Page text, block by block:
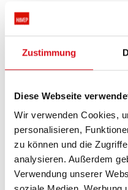
Zustimmung
Diese Webseite
Wir verwenden Cookies,
personalisieren,
zu können und die
analysieren. Außerdem
Verwendung unserer
Brauchen Sie
Kostenlos:
Werktags erreichbar